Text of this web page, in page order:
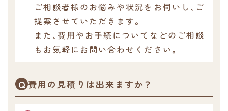
ご相談者様のお悩みや状況をお伺いし、ご
提案させていただきます。
また、費用やお手続についてなどのご相談
もお気軽にお問い合わせください。
費用の見積りは出来ますか？